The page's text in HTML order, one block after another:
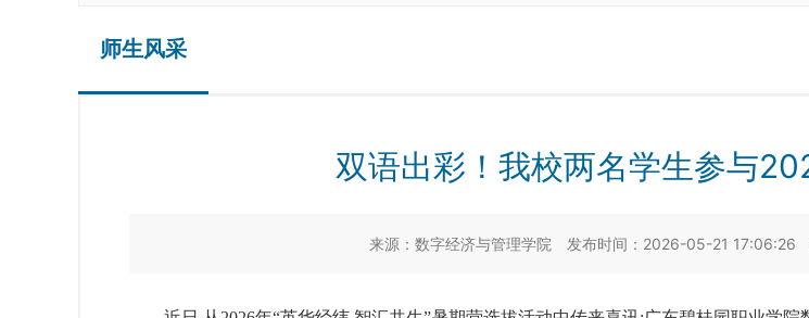
师生风采
双语出彩！我校两名学生参与
来源：数字经济与管理学院 发布时间：2026-05-21 17:06:26